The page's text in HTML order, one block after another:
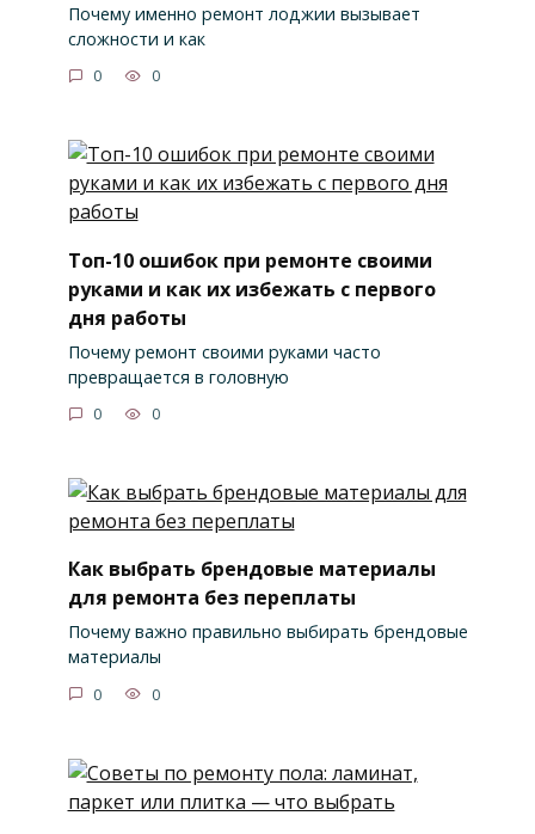
Почему именно ремонт лоджии вызывает
сложности и как
0 0
Топ-10 ошибок при ремонте своими
руками и как их избежать с первого
дня работы
Почему ремонт своими руками часто
превращается в головную
0 0
Как выбрать брендовые материалы
для ремонта без переплаты
Почему важно правильно выбирать брендовые
материалы
0 0